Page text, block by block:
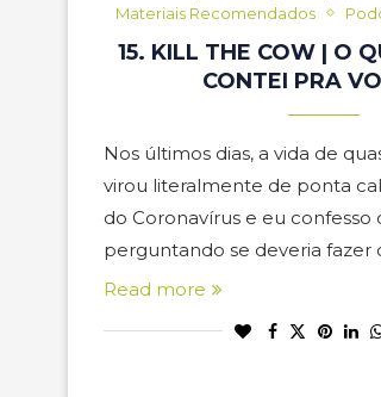
Materiais Recomendados
15. KILL THE COW | O
CONTEI PRA
Nos últimos dias, a vida de
virou literalmente de ponta
do Coronavírus e eu confesso
perguntando se deveria fazer
Read more